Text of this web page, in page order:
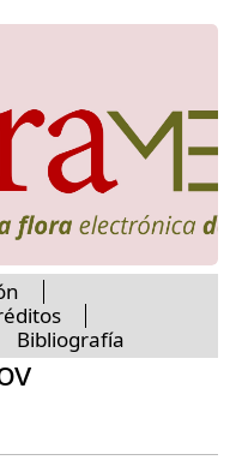
Bibliografía